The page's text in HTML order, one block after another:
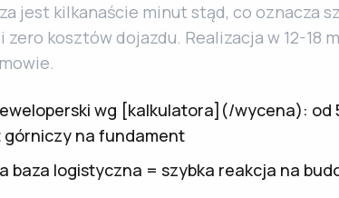
jest kilkanaście minut stąd, co oznacza
zero kosztów dojazdu. Realizacja w 12-18
wg [kalkulatora](/wycena): od
na fundament
baza logistyczna = szybka reakcja na